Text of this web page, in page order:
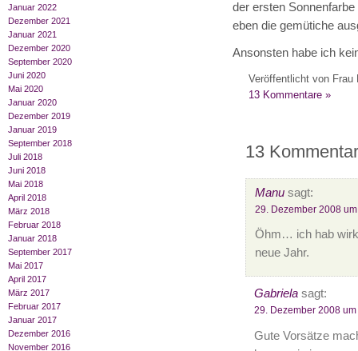
Januar 2022
Dezember 2021
Januar 2021
Dezember 2020
September 2020
Juni 2020
Mai 2020
Januar 2020
Dezember 2019
Januar 2019
September 2018
Juli 2018
Juni 2018
Mai 2018
April 2018
März 2018
Februar 2018
Januar 2018
September 2017
Mai 2017
April 2017
März 2017
Februar 2017
Januar 2017
Dezember 2016
November 2016
der ersten
eben die gemütiche
Ansonsten habe ich
Veröffentlicht von Frau
13 Kommentare »
13
Manusagt:
29. Dezember 2008
Öhm… ich hab
neue Jahr.
Gabrielasagt:
29. Dezember 2008 um
Gute Vorsätze